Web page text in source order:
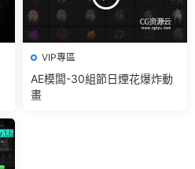
VIP專區
AE模闆-30組節日煙花爆炸動
畫